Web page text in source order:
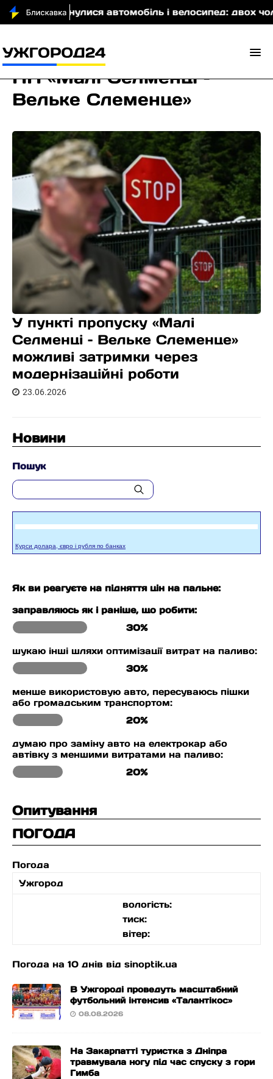
зіткнулися автомобіль і велосипед: двох
ПП «Малі Селменці –
Вельке Слеменце»
У пункті пропуску «Малі
Селменці – Вельке Слеменце»
можливі затримки через
модернізаційні роботи
23.06.2026
Новини
Пошук
Курси долара, євро і рубля по банках
Як ви реагуєте на підняття цін на пальне:
заправляюсь як і раніше, що робити:
30%
шукаю інші шляхи оптимізації витрат на паливо:
30%
менше використовую авто, пересуваюсь пішки
або громадським транспортом:
20%
думаю про заміну авто на електрокар або
автівку з меншими витратами на паливо:
20%
Опитування
ПОГОДА
Погода
Ужгород
вологість:
тиск:
вітер:
Погода на 10 днів від sinoptik.ua
В Ужгороді проведуть масштабний
футбольний інтенсив «Талантікос»
08.08.2026
На Закарпатті туристка з Дніпра
травмувала ногу під час спуску з гори
Гимба